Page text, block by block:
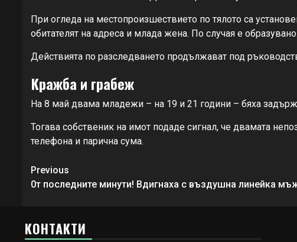
При огледа на местопроизшествието по тялото са
обитателят на адреса и млада жена. По случая е
Действията по разследването продължават под
Кражба и грабеж
На 8 май двама младежи – на 19 и 21 години – бяха
Тогава собственик на имот подаде сигнал, че двамата
телефона и парична сума.
Continue
Reading
Previous
0т последните минути! Вдигнаха с въздушна линейка
КОНТАКТИ